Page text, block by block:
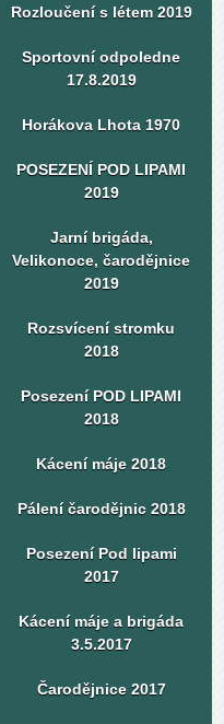
Rozloučení s létem 2019
Sportovní odpoledne
17.8.2019
Horákova Lhota 1970
POSEZENÍ POD LIPAMI
2019
Jarní brigáda,
Velikonoce, čarodějnice
2019
Rozsvícení stromku
2018
Posezení POD LIPAMI
2018
Kácení máje 2018
Pálení čarodějnic 2018
Posezení Pod lipami
2017
Kácení máje a brigáda
3.5.2017
Čarodějnice 2017